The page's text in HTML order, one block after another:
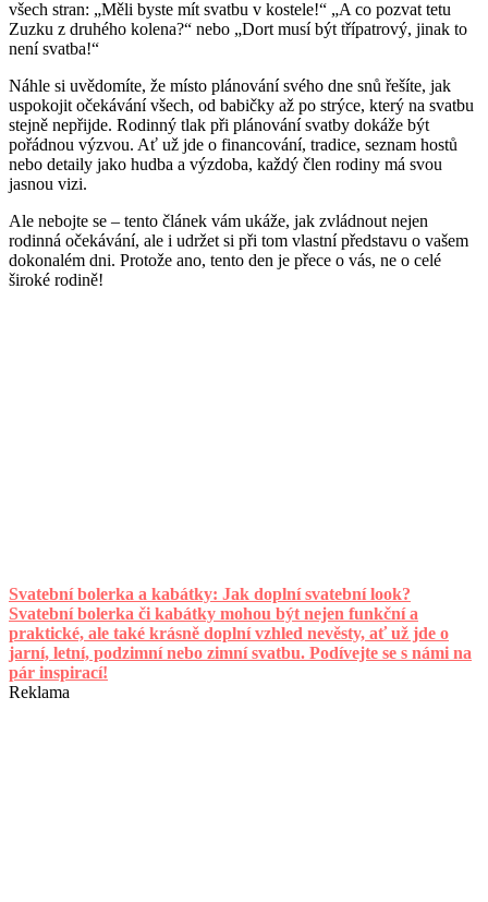
všech stran: „Měli byste mít svatbu v kostele!“ „A co pozvat tetu
Zuzku z druhého kolena?“ nebo „Dort musí být třípatrový, jinak to
není svatba!“
Náhle si uvědomíte, že místo plánování svého dne snů řešíte, jak
uspokojit očekávání všech, od babičky až po strýce, který na svatbu
stejně nepřijde. Rodinný tlak při plánování svatby dokáže být
pořádnou výzvou. Ať už jde o financování, tradice, seznam hostů
nebo detaily jako hudba a výzdoba, každý člen rodiny má svou
jasnou vizi.
Ale nebojte se – tento článek vám ukáže, jak zvládnout nejen
rodinná očekávání, ale i udržet si při tom vlastní představu o vašem
dokonalém dni. Protože ano, tento den je přece o vás, ne o celé
široké rodině!
Svatební bolerka a kabátky: Jak doplní svatební look?
Svatební bolerka či kabátky mohou být nejen funkční a
praktické, ale také krásně doplní vzhled nevěsty, ať už jde o
jarní, letní, podzimní nebo zimní svatbu. Podívejte se s námi na
pár inspirací!
Reklama